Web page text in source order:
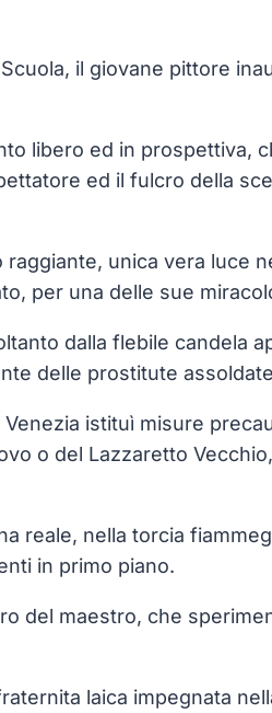
il giovane pittore
libero ed in prospettiva,
ed il fulcro della
unica vera luce
per una delle sue
dalla flebile candela
delle prostitute
istituì misure
o del Lazzaretto
reale, nella torcia
in primo piano.
del maestro, che
laica impegnata